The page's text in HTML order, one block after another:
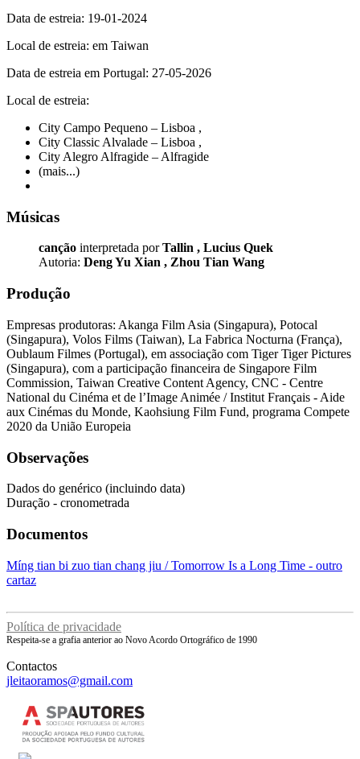
Data de estreia: 19-01-2024
Local de estreia: em Taiwan
Data de estreia em Portugal: 27-05-2026
Local de estreia:
City Campo Pequeno – Lisboa ,
City Classic Alvalade – Lisboa ,
City Alegro Alfragide – Alfragide
(mais...)
Músicas
canção interpretada porTallin , Lucius Quek
Autoria: Deng Yu Xian , Zhou Tian Wang
Produção
Empresas produtoras: Akanga Film Asia (Singapura), Potocal
(Singapura), Volos Films (Taiwan), La Fabrica Nocturna (França),
Oublaum Filmes (Portugal), em associação com Tiger Tiger Pictures
(Singapura), com a participação financeira de Singapore Film
Commission, Taiwan Creative Content Agency, CNC - Centre
National du Cinéma et de l’Image Animée / Institut Français - Aide
aux Cinémas du Monde, Kaohsiung Film Fund, programa Compete
2020 da União Europeia
Observações
Dados do genérico (incluindo data)
Duração - cronometrada
Documentos
Míng tian bi zuo tian chang jiu / Tomorrow Is a Long Time - outro
cartaz
Política de privacidade
Respeita-se a grafia anterior ao Novo Acordo Ortográfico de 1990
Contactos
jleitaoramos@gmail.com